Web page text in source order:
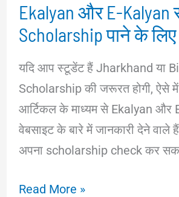
Ekalyan और E-Kalyan
Scholarship पाने के
यदि आप स्टूडेंट हैं Jharkhand या
Scholarship की जरूरत होगी, ऐसे
आर्टिकल के माध्यम से Ekalyan और
वेबसाइट के बारे में जानकारी देने
अपना scholarship check कर
Ekalyan
Read More »